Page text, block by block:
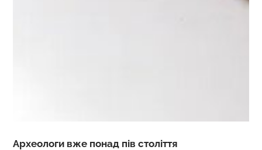
Археологи вже понад пів століття